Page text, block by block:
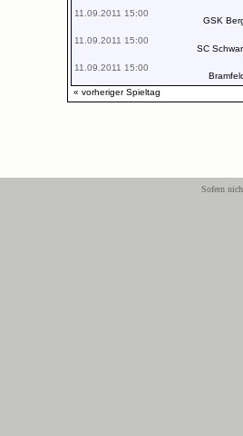
11.09.2011 15:00
GSK
11.09.2011 15:00
SC
11.09.2011 15:00
« vorheriger Spieltag
Sofern